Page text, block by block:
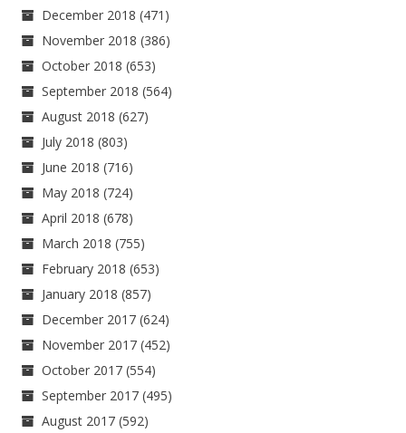
December 2018 (471)
November 2018 (386)
October 2018 (653)
September 2018 (564)
August 2018 (627)
July 2018 (803)
June 2018 (716)
May 2018 (724)
April 2018 (678)
March 2018 (755)
February 2018 (653)
January 2018 (857)
December 2017 (624)
November 2017 (452)
October 2017 (554)
September 2017 (495)
August 2017 (592)